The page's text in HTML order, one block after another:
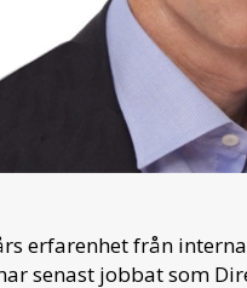
erfarenhet från
senast jobbat som